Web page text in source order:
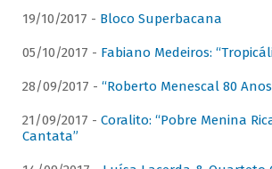
19/10/2017 - Bloco Superbacana
05/10/2017 - Fabiano Medeiros:
28/09/2017 - “Roberto Menescal 80
21/09/2017 - Coralito: “Pobre Menina
Cantata”